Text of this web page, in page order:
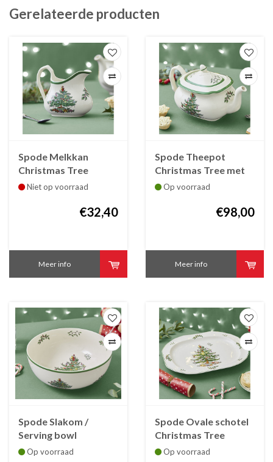
Gerelateerde producten
Spode Melkkan
Christmas Tree
faience
Niet op voorraad
€32,40
Meer info
Spode Theepot
Christmas Tree met
deksel faience 1.28 L
Op voorraad
€98,00
Meer info
Spode Slakom /
Serving bowl
Christmas Tree
Op voorraad
Spode Ovale schotel
Christmas Tree
faïence 35 cm
Op voorraad